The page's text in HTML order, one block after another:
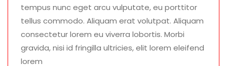
tempus nunc eget arcu vulputate, eu porttitor
tellus commodo. Aliquam erat volutpat. Aliquam
consectetur lorem eu viverra lobortis. Morbi
gravida, nisi id fringilla ultricies, elit lorem eleifend
lorem